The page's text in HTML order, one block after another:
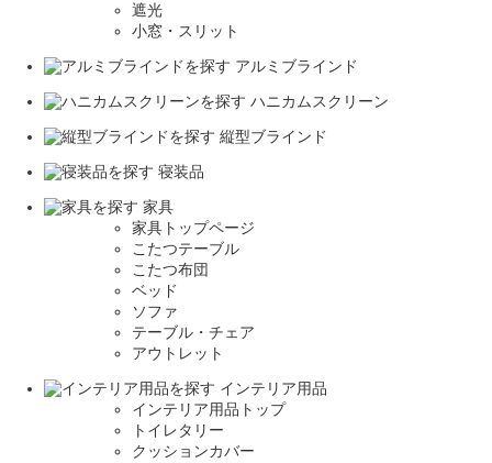
遮光
小窓・スリット
アルミブラインド
ハニカムスクリーン
縦型ブラインド
寝装品
家具
家具トップページ
こたつテーブル
こたつ布団
ベッド
ソファ
テーブル・チェア
アウトレット
インテリア用品
インテリア用品トップ
トイレタリー
クッションカバー